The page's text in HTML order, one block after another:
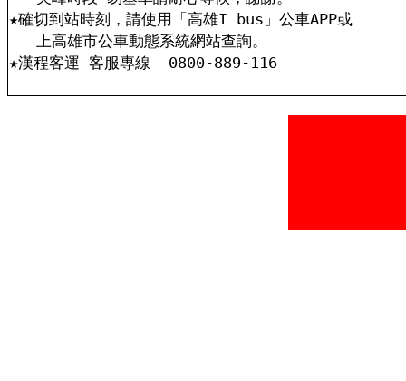
★確切到站時刻，請使用「高雄I bus」公車APP或
上高雄市公車動態系統網站查詢。
★漢程客運 客服專線
0800-889-116